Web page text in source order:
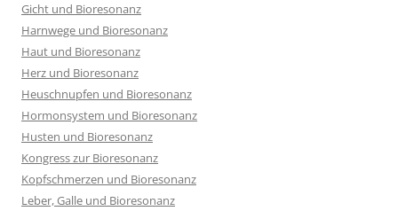
Gicht und Bioresonanz
Harnwege und Bioresonanz
Haut und Bioresonanz
Herz und Bioresonanz
Heuschnupfen und Bioresonanz
Hormonsystem und Bioresonanz
Husten und Bioresonanz
Kongress zur Bioresonanz
Kopfschmerzen und Bioresonanz
Leber, Galle und Bioresonanz